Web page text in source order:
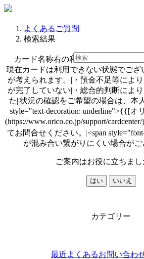
よくあるご質問
検索結果
カード名称右の利用可能枠・可能
現在カードは利用できない状態でござ
が考えられます。|・預金不足等によ
が完了していない|・総合的判断によ
た||状況の確認をご希望の場合は、本
style="text-decoration: underline">{{[オ
(https://www.orico.co.jp/support/
てお問合せください。|<span
が混み合い繋がりにくい場合がご
ご案内はお役に立ちまし
はい いいえ
カテゴリー
最近よくあるお問い合わ